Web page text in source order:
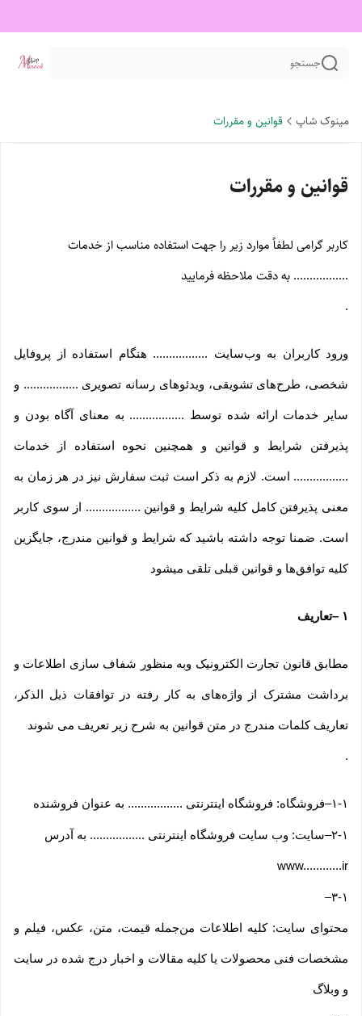
جستجو
مینوک شاپ قوانین و مقررات
قوانین و مقررات
کاربر گرامی لطفاً موارد زیر را جهت استفاده مناسب از خدمات
................. به دقت ملاحظه فرمایید
.
ورود کاربران به وب‏‌سایت ................. هنگام استفاده از پروفایل
شخصی، طرح‏‌های تشویقی، ویدئوهای رسانه تصویری ................. و
سایر خدمات ارائه شده توسط ................. به معنای آگاه بودن و
پذیرفتن شرایط و قوانین و همچنین نحوه استفاده از خدمات
................. است. لازم به ذکر است ثبت سفارش نیز در هر زمان به
معنی پذیرفتن کامل کلیه شرایط و قوانین ................. از سوی کاربر
است. ضمنا توجه داشته باشید که شرایط و قوانین مندرج، جایگزین
کلیه توافق‏‌ها و قوانین قبلی تلقی میشود
۱ –تعاریف
مطابق قانون تجارت الکترونیک وبه منظور شفاف سازی اطلاعات و
برداشت مشترک از واژه‌های به کار رفته در توافقات ذیل الذکر،
تعاریف کلمات مندرج در متن قوانین به شرح زیر تعریف می شوند
.
۱-۱–فروشگاه: فروشگاه اینترنتی ................. به عنوان فروشنده
۲-۱–سایت: وب سایت فروشگاه اینترنتی ................. به آدرس
www............ir
۳-۱–
محتوای سایت: کلیه اطلاعات من‌جمله قیمت، متن، عکس، فیلم و
مشخصات فنی محصولات یا کلیه مقالات و اخبار درج شده در سایت
و وبلاگ